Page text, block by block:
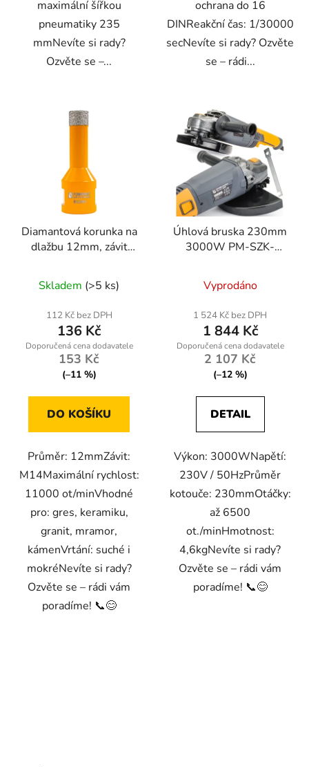
maximální šířkou
pneumatiky 235
mmNevíte si rady?
Ozvěte se –...
ochrana do 16
DINReakční čas: 1/30000
secNevíte si rady? Ozvěte
se – rádi...
Diamantová korunka na
dlažbu 12mm, závit
Skladem (>5 ks)
112 Kč bez DPH
136 Kč
153 Kč
(–11 %)
DO KOŠÍKU
Průměr: 12mmZávit:
M14Maximální rychlost:
11000 ot/minVhodné
pro: gres, keramiku,
granit, mramor,
kámenVrtání: suché i
mokréNevíte si rady?
Ozvěte se – rádi vám
poradíme! 📞😊
Úhlová bruska 230mm
3000W PM-SZK-
Vyprodáno
1 524 Kč bez DPH
1 844 Kč
2 107 Kč
(–12 %)
DETAIL
Výkon: 3000WNapětí:
230V / 50HzPrůměr
kotouče: 230mmOtáčky:
až 6500
ot./minHmotnost:
4,6kgNevíte si rady?
Ozvěte se – rádi vám
poradíme! 📞😊